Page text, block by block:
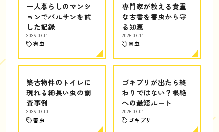
一人暮らしのマンシ
ョンでバルサンを試
した記録
2026.07.11
害虫
専門家が教える貴重
な古書を害虫から守
る知恵
2026.07.11
害虫
築古物件のトイレに
現れる細長い虫の調
査事例
2026.07.10
害虫
ゴキブリが出たら終
わりではない？根絶
への最短ルート
2026.07.01
ゴキブリ